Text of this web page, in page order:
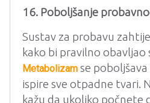
16. Poboljšanje
Sustav za probavu
kako bi pravilno obavljao
Metabolizam se
ispire sve otpadne tvari.
kažu da ukoliko počnete